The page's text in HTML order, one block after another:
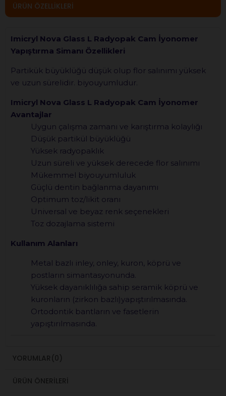
ÜRÜN ÖZELLIKLERI
Imicryl Nova Glass L Radyopak Cam İyonomer
Yapıştırma Simanı Özellikleri
Partikük büyüklüğü düşük olup flor salınımı yüksek
ve uzun sürelidir. biyouyumludur.
Imicryl Nova Glass L Radyopak Cam İyonomer
Avantajlar
Uygun çalışma zamanı ve karıştırma kolaylığı
Düşük partikül büyüklüğü
Yüksek radyopaklık
Uzun süreli ve yüksek derecede flor salınımı
Mükemmel biyouyumluluk
Güçlü dentin bağlanma dayanımı
Optimum toz/likit oranı
Universal ve beyaz renk seçenekleri
Toz dozajlama sistemi
Kullanım Alanları
Metal bazlı inley, onley, kuron, köprü ve
postların simantasyonunda.
Yüksek dayanıklılığa sahip seramik köprü ve
kuronların (zirkon bazlı)yapıştırılmasında.
Ortodontik bantların ve fasetlerin
yapıştırılmasında.
YORUMLAR (0)
ÜRÜN ÖNERILERI